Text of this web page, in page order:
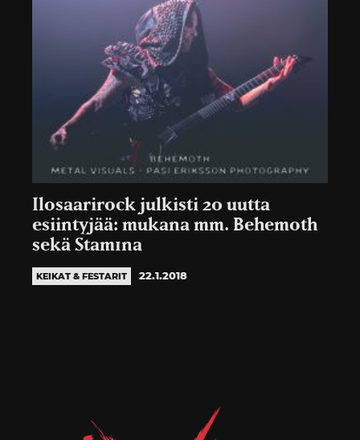
Ilosaarirock julkisti 20 uutta
esiintyjää: mukana mm. Behemoth
sekä Stam1na
KEIKAT & FESTARIT 22.1.2018